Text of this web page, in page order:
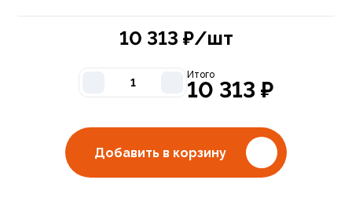
10 313 ₽/шт
Итого
10 313 ₽
Добавить в корзину